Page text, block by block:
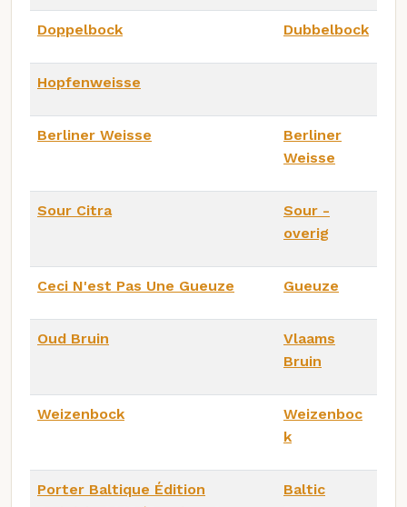
Doppelbock Dubbelbock
Hopfenweisse
Berliner Weisse
Berliner
Weisse
Sour Citra
Sour -
overig
Ceci N'est Pas Une Gueuze Gueuze
Oud Bruin
Vlaams
Bruin
Weizenbock
Weizenboc
k
Porter Baltique Édition
Baltic